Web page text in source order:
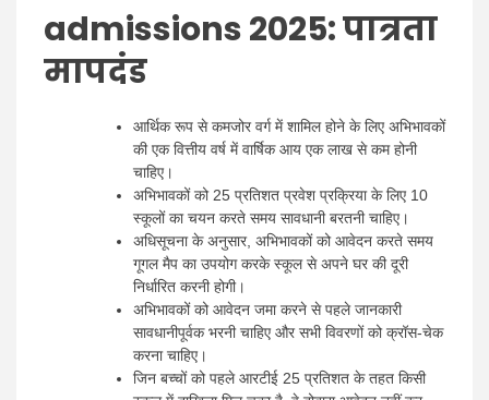
admissions 2025:पात्रता
मापदंड
आर्थिक रूप से कमजोर वर्ग में शामिल होने के लिए अभिभावकों
की एक वित्तीय वर्ष में वार्षिक आय एक लाख से कम होनी
चाहिए।
अभिभावकों को 25 प्रतिशत प्रवेश प्रक्रिया के लिए 10
स्कूलों का चयन करते समय सावधानी बरतनी चाहिए।
अधिसूचना के अनुसार, अभिभावकों को आवेदन करते समय
गूगल मैप का उपयोग करके स्कूल से अपने घर की दूरी
निर्धारित करनी होगी।
अभिभावकों को आवेदन जमा करने से पहले जानकारी
सावधानीपूर्वक भरनी चाहिए और सभी विवरणों को क्रॉस-चेक
करना चाहिए।
जिन बच्चों को पहले आरटीई 25 प्रतिशत के तहत किसी